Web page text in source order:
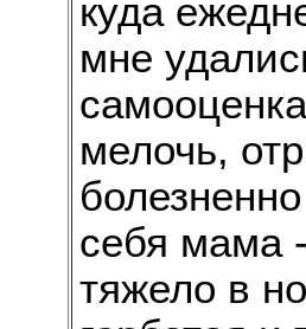
куда
мне
мелочь,
себя мама
тяжело в